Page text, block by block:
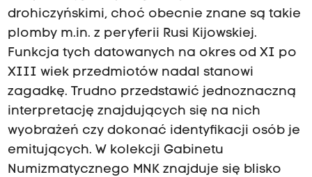
drohiczyńskimi, choć obecnie znane są takie
plomby m.in. z peryferii Rusi Kijowskiej.
Funkcja tych datowanych na okres od XI po
XIII wiek przedmiotów nadal stanowi
zagadkę. Trudno przedstawić jednoznaczną
interpretację znajdujących się na nich
wyobrażeń czy dokonać identyfikacji osób je
emitujących. W kolekcji Gabinetu
Numizmatycznego MNK znajduje się blisko